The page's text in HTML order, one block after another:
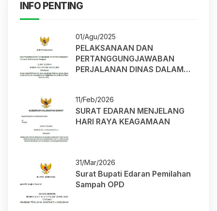
INFO PENTING
01/Agu/2025
PELAKSANAAN DAN
PERTANGGUNGJAWABAN
PERJALANAN DINAS DALAM
KABUPATEN SANGGAU TAHUN
2025
11/Feb/2026
SURAT EDARAN MENJELANG
HARI RAYA KEAGAMAAN
31/Mar/2026
Surat Bupati Edaran Pemilahan
Sampah OPD